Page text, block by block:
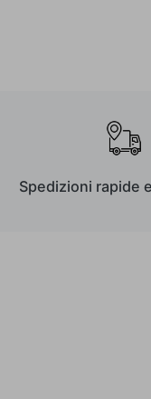
Spedizioni rapide